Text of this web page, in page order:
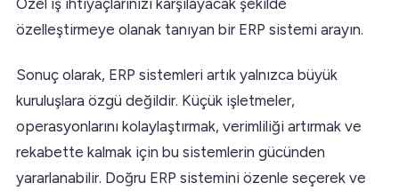
özelleştirmeye olanak tanıyan bir ERP sistemi arayın.
Sonuç olarak, ERP sistemleri artık yalnızca büyük
kuruluşlara özgü değildir. Küçük işletmeler,
operasyonlarını kolaylaştırmak, verimliliği artırmak ve
rekabette kalmak için bu sistemlerin gücünden
yararlanabilir. Doğru ERP sistemini özenle seçerek ve